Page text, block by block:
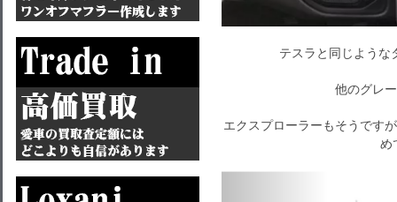
テスラと同じような
他のグレ
エクスプローラーもそうです
め